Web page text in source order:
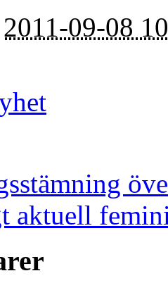
2011-09-08
aktuell